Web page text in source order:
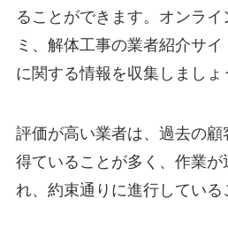
ることができます。オンラ
ミ、解体工事の業者紹介サ
に関する情報を収集しましょ
評価が高い業者は、過去の顧
得ていることが多く、作業
れ、約束通りに進行している